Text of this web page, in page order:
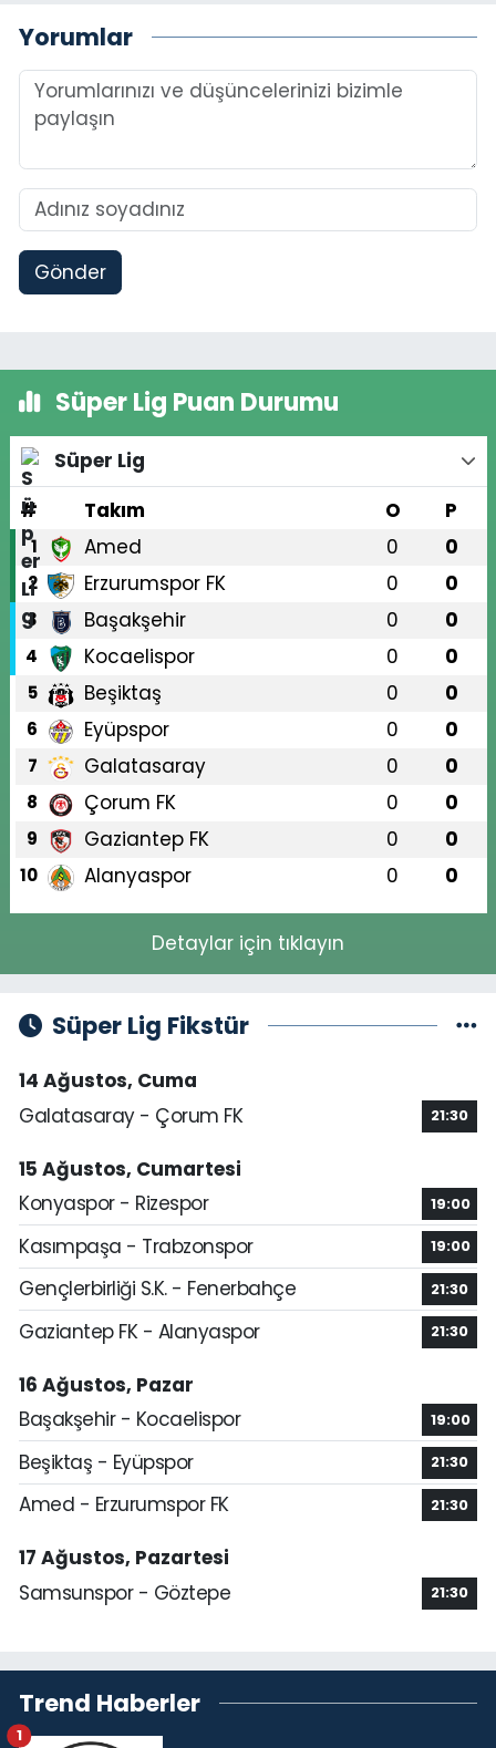
Yorumlar
Gönder
Süper Lig Puan Durumu
Süper Lig
#
Takım O P
1 Amed 0 0
2 Erzurumspor FK 0 0
3 Başakşehir 0 0
4 Kocaelispor 0 0
5 Beşiktaş 0 0
6 Eyüpspor 0 0
7 Galatasaray 0 0
8 Çorum FK 0 0
9 Gaziantep FK 0 0
10 Alanyaspor 0 0
Detaylar için tıklayın
Süper Lig Fikstür
14 Ağustos, Cuma
Galatasaray - Çorum FK
21:30
15 Ağustos, Cumartesi
Konyaspor - Rizespor
19:00
Kasımpaşa - Trabzonspor 19:00
Gençlerbirliği S.K. - Fenerbahçe 21:30
Gaziantep FK - Alanyaspor 21:30
16 Ağustos, Pazar
Başakşehir - Kocaelispor
19:00
Beşiktaş - Eyüpspor 21:30
Amed - Erzurumspor FK 21:30
17 Ağustos, Pazartesi
Samsunspor - Göztepe
21:30
Trend Haberler
1